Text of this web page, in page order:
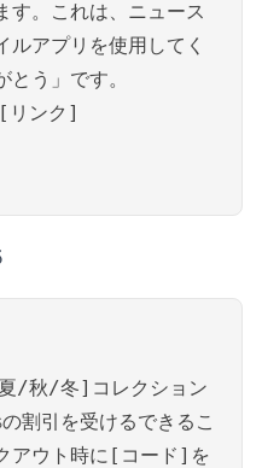
す。これは、ニュース
ルアプリを使用してく
う」です。
リンク]
/秋/冬]コレクション
割引を受けるできるこ
アウト時に[コード]を